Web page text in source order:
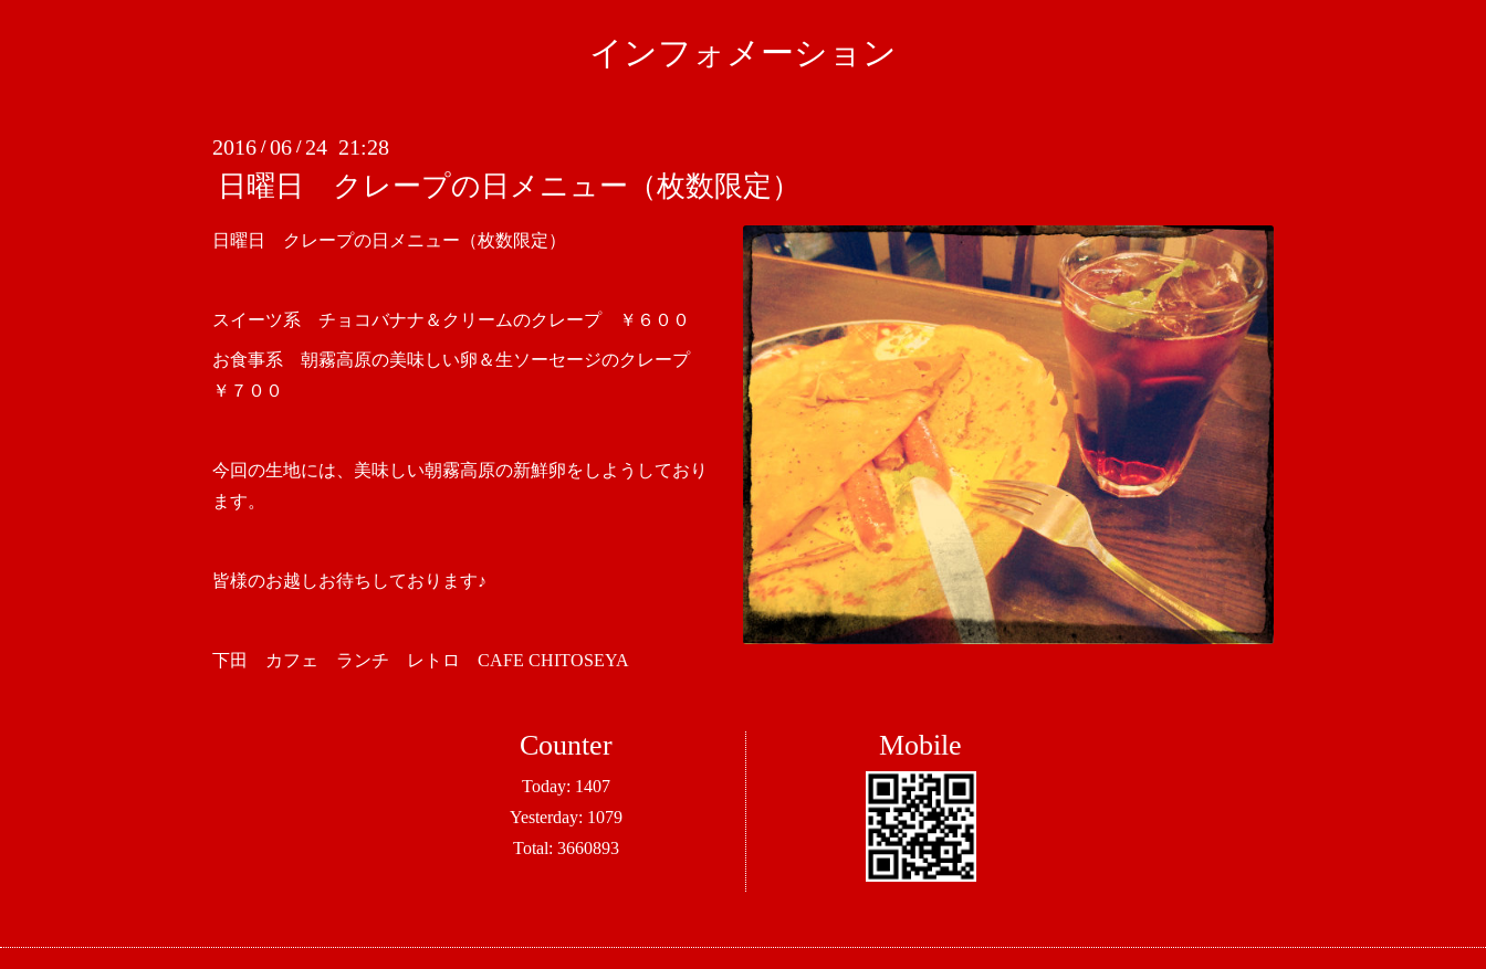
インフォメーション
2016 /06 / 24 21:28
日曜日 クレープの日メニュー（枚数限定）
日曜日 クレープの日メニュー（枚数限定）
スイーツ系 チョコバナナ＆クリームのクレープ ￥６００
お食事系 朝霧高原の美味しい卵＆生ソーセージのクレープ
￥７００
今回の生地には、美味しい朝霧高原の新鮮卵をしようしており
ます。
皆様のお越しお待ちしております♪
下田 カフェ ランチ レトロ CAFE CHITOSEYA
Counter
Today: 1407
Yesterday: 1079
Total: 3660893
Mobile